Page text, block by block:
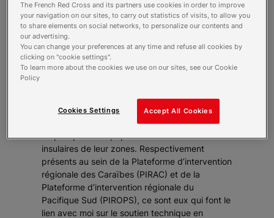
premiers secours au niveau mondial. Cela
passe notamment par la réflexion, création et le
déploiement d’un certain nombre d’outils, de
supports, d’ateliers, etc.
Notre équipe est très internationale, on y parle
entre 10 et 12 langues, car nous venons de
nous avons aussi deux référents qui sont basés
en Guadeloupe et à Fidji, accompagnant le
déploiement et le renforcement des capacités
au plus près des populations des territoires
insulaires de leur zones. Respectivement
présents au sein de la Plateforme d’intervention
régionale des Caraïbes (PIRAC) et de la
Plateforme d’intervention régionale du
Pacifique Sud (PIROPS), ce sont eux qui font le
lien avec moi sur le soutien technique en
The French Red Cross and its partners use cookies in order to improve
your navigation on our sites, to carry out statistics of visits, to allow you
to share elements on social networks, to personalize our contents and
our advertising.
You can change your preferences at any time and refuse all cookies by
clicking on "cookie settings".
To learn more about the cookies we use on our sites, see our Cookie
Policy
Accept All Cookies
Cookies Settings